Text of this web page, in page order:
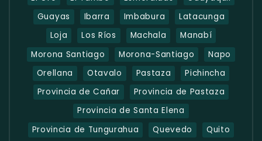
Guayas
Ibarra Imbabura
Latacunga
Loja
Los Ríos Machala
Manabí
Morona Santiago
Morona-Santiago
Napo
Orellana
Otavalo Pastaza
Pichincha
Provincia de Cañar
Provincia de Pastaza
Provincia de Santa Elena
Provincia de Tungurahua
Quevedo
Quito